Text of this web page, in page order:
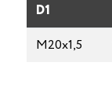
D1
М20х1,5